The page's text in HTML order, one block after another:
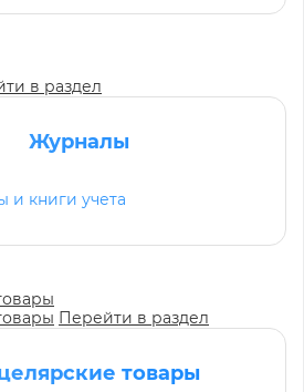
в раздел
Журналы
и книги учета
Перейти в раздел
товары